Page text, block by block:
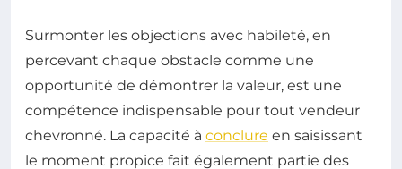
Surmonter les objections avec habileté, en
percevant chaque obstacle comme une
opportunité de démontrer la valeur, est une
compétence indispensable pour tout vendeur
chevronné. La capacité à conclure en saisissant
le moment propice fait également partie des